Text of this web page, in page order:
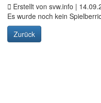
Erstellt von svw.info |
Es wurde noch kein
Zurück